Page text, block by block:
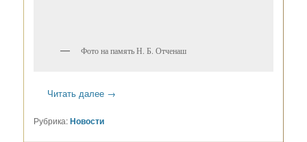
Фото на память Н. Б. Отченаш
Читать далее →
Рубрика:Новости